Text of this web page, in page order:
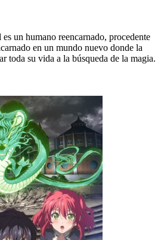
un humano reencarnado, procedente
en un mundo nuevo donde la
toda su vida a la búsqueda de la magia.